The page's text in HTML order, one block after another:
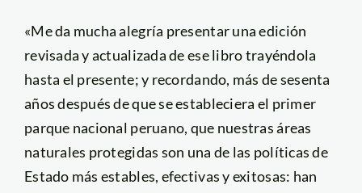
«Me da mucha alegría presentar una edición
revisada y actualizada de ese libro trayéndola
hasta el presente; y recordando, más de sesenta
años después de que se estableciera el primer
parque nacional peruano, que nuestras áreas
naturales protegidas son una de las políticas de
Estado más estables, efectivas y exitosas: han